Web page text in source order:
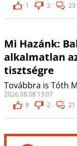
1
2 23
Mi Hazánk:
alkalmatlan
tisztségre
Továbbra is Tóth
2026.08.08 13:07
8
2 21